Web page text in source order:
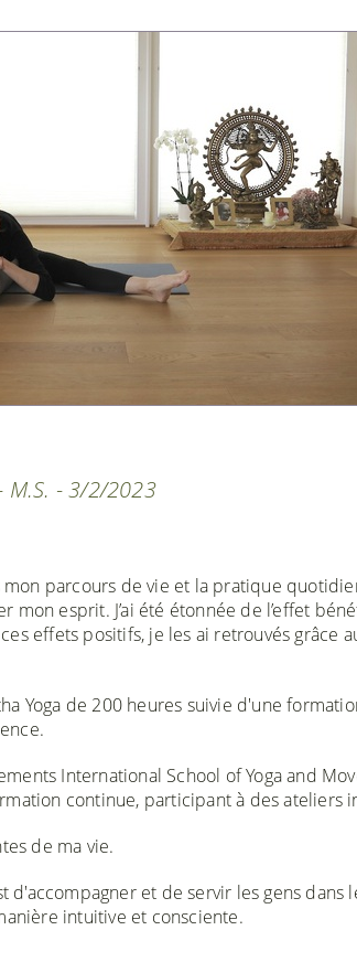
M.S. - 3/2/2023
mon parcours de vie et la pratique
esprit. J’ai été étonnée de l’effet
effets positifs, je les ai retrouvés grâce
Yoga de 200 heures suivie d'une
International School of Yoga and
continue, participant à des ateliers
de ma vie.
d'accompagner et de servir les gens dans
intuitive et consciente.